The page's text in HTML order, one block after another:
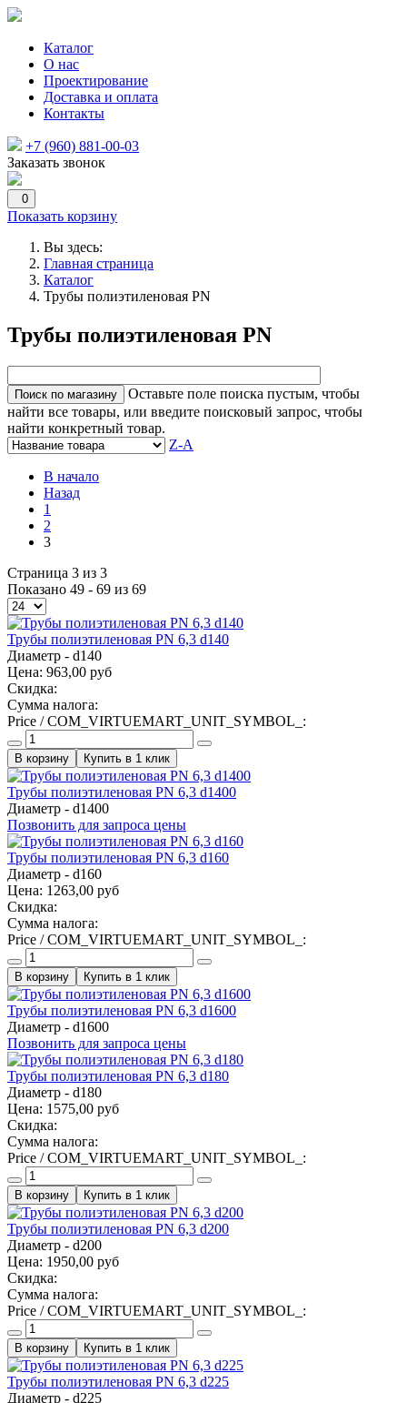
Каталог
О нас
Проектирование
Доставка и оплата
Контакты
+7 (960) 881-00-03
Заказать звонок
0
Показать корзину
Вы здесь:
Главная страница
Каталог
Трубы полиэтиленовая PN
Трубы полиэтиленовая PN
Трубы полиэтиленовая PN 6,3 d140
Диаметр - d140
Цена: 963,00 руб
Скидка:
Сумма налога:
Price / COM_VIRTUEMART_UNIT_SYMBOL_:
Купить в 1 клик
Трубы полиэтиленовая PN 6,3 d1400
Диаметр - d1400
Позвонить для запроса цены
Трубы полиэтиленовая PN 6,3 d160
Диаметр - d160
Цена: 1263,00 руб
Скидка:
Сумма налога:
Price / COM_VIRTUEMART_UNIT_SYMBOL_:
Купить в 1 клик
Трубы полиэтиленовая PN 6,3 d1600
Диаметр - d1600
Позвонить для запроса цены
Трубы полиэтиленовая PN 6,3 d180
Диаметр - d180
Цена: 1575,00 руб
Скидка:
Сумма налога:
Price / COM_VIRTUEMART_UNIT_SYMBOL_:
Купить в 1 клик
Трубы полиэтиленовая PN 6,3 d200
Диаметр - d200
Цена: 1950,00 руб
Скидка:
Сумма налога:
Price / COM_VIRTUEMART_UNIT_SYMBOL_:
Купить в 1 клик
Трубы полиэтиленовая PN 6,3 d225
Диаметр - d225
Оставьте поле поиска пустым, чтобы
найти все товары, или введите поисковый запрос, чтобы
найти конкретный товар.
Z-A
В начало
Назад
1
2
3
Страница 3 из 3
Показано 49 - 69 из 69